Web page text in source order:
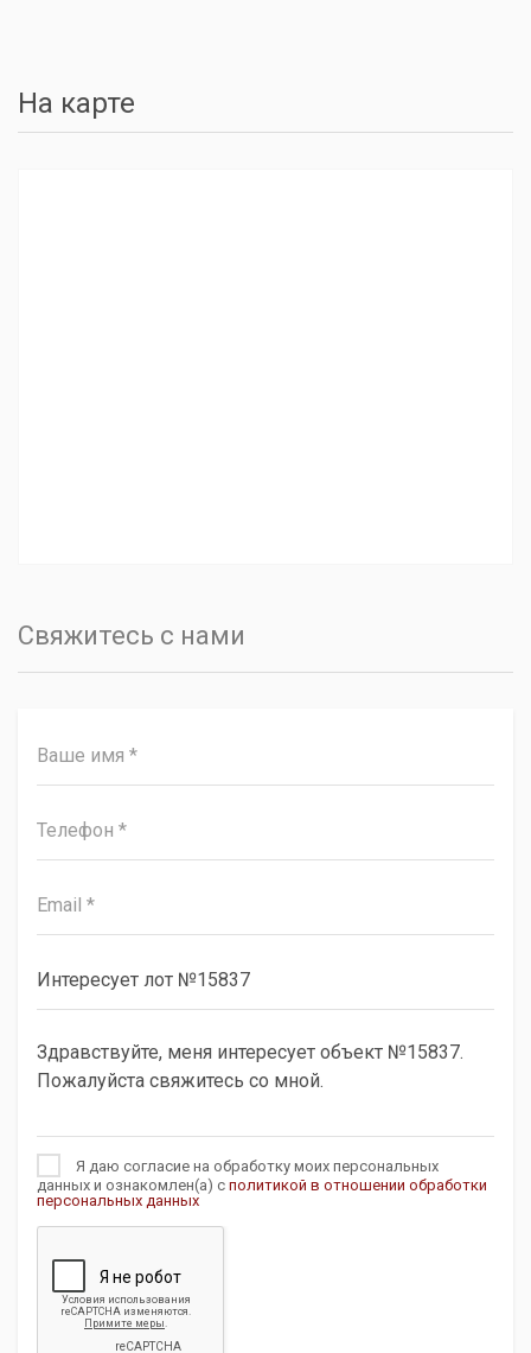
На карте
Свяжитесь с нами
Я даю согласие на обработку моих персональных
данных и ознакомлен(а) с политикой в отношении обработки
персональных данных